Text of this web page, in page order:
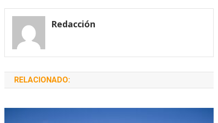
entradas
Redacción
RELACIONADO: